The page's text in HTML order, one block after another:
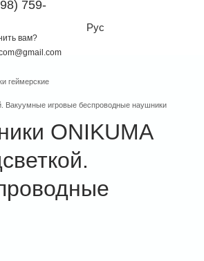
759-
вам?
Рус
геймерские
Вакуумные игровые беспроводные наушники
ONIKUMA